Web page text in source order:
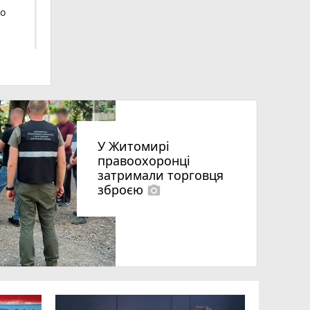
У Житомирі
правоохоронці
затримали торговця
зброєю photo_camera